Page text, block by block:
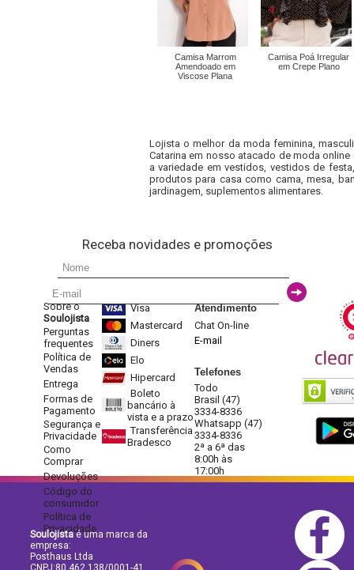
Camisa Marrom
Amendoado em
Viscose Plana
Camisa Poá Irregular
em Crepe Plano
Lojista o melhor da moda feminina,
Catarina em nosso atacado de moda
a variedade em vestidos, vestidos de
produtos para casa como cama, mesa,
jardinagem, suplementos alimentares.
Receba novidades e promoções
Sobre o
Soulojista
Perguntas
frequentes
Política de
Vendas
Entrega
Formas de
Pagamento
Segurança e
Privacidade
Como
Comprar
Devoluções
Código do
consumidor
Política de
Privacidade
Visa
Mastercard
Diners
Elo
Hipercard
Boleto
bancário à
vista e a prazo
Transferência
Bradesco
Atendimento
Chat On-line
E-mail
Telefones
Todo
Brasil (47)
3334-8336
Whatsapp (47)
3334-8336
2ª a 6ª das
8:00h às
17:00h
Soulojistaé uma marca da
empresa:
Posthaus Ltda
CNPJ:80.462.138/0001-41